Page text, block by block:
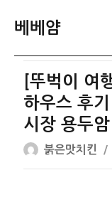
베베얌
[뚜벅이 여
하우스 후
시장 용두
글
쓴
붉은맛치킨